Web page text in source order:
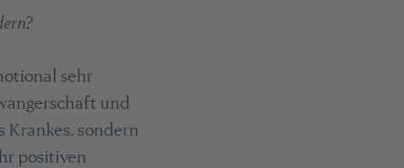
sehr
und
Krankes, sondern
positiven